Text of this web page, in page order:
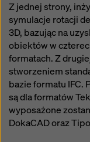
Z jednej strony,
symulacje rotacji
3D, bazując na
obiektów w
formatach. Z
stworzeniem
bazie formatu IFC.
są dla formatów
wyposażone
DokaCAD oraz